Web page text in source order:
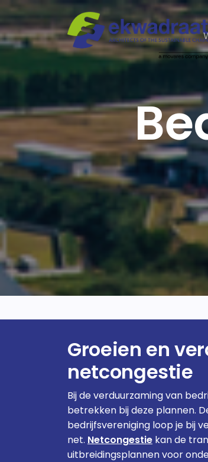
Groeien en
netcongestie
Bij de verduurzaming van
betrekken bij deze plannen.
bedrijfsvereniging loop je bij
net. Netcongestie kan de
uitbreidingsplannen voor